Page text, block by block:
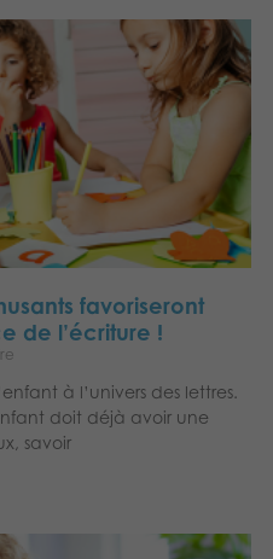
favoriseront
de l’écriture !
à l’univers des lettres.
doit déjà avoir une
savoir